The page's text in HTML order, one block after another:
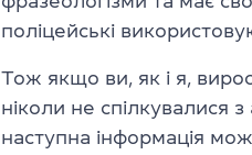
поліцейські
Тож якщо ви, як і я,
ніколи не спілкувалися
наступна інформація